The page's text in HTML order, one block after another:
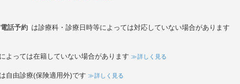
話予約 は診療科・診療日時等によっては対応していない場合があります
よっては在籍していない場合があります 詳しく見る
は自由診療(保険適用外)です 詳しく見る